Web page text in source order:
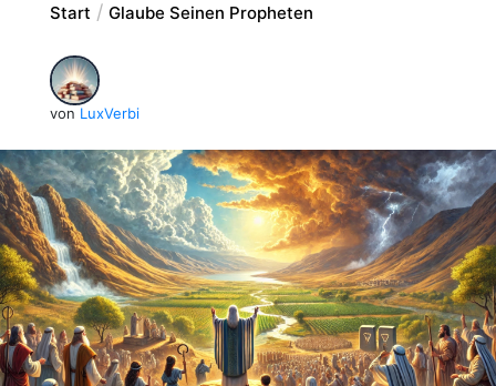
Start Glaube Seinen Propheten
von LuxVerbi